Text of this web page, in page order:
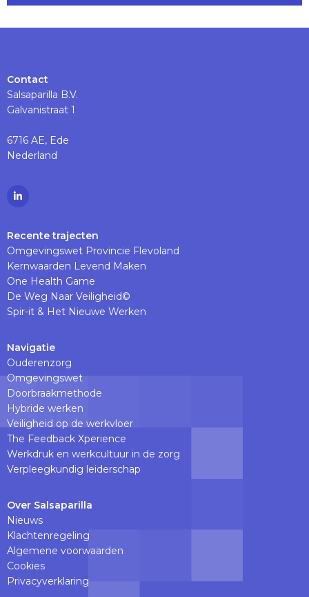
Contact
Salsaparilla B.V.
Galvanistraat 1
6716 AE, Ede
Nederland
Ga
Linkedinpagina
Recente trajecten
Omgevingswet Provincie Flevoland
Kernwaarden Levend Maken
One Health Game
De Weg Naar Veiligheid©
Spir-it & Het Nieuwe Werken
Navigatie
Ouderenzorg
Omgevingswet
Doorbraakmethode
Hybride werken
Veiligheid op de werkvloer
The Feedback Xperience
Werkdruk en werkcultuur in de zorg
Verpleegkundig leiderschap
Over Salsaparilla
Nieuws
Klachtenregeling
Algemene voorwaarden
Cookies
Privacyverklaring